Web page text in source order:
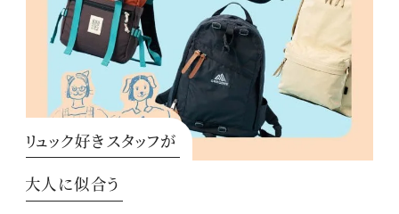
リュック好きスタッフが
大人に似合う